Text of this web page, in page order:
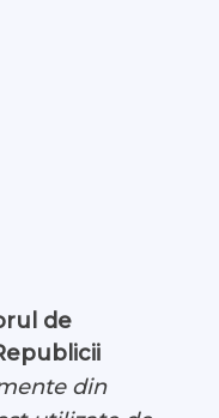
de
din